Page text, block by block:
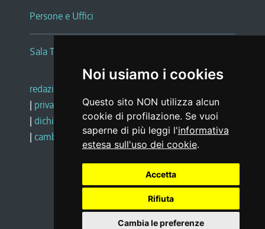
Noi usiamo i cookies
Questo sito NON utilizza alcun
cookie di profilazione. Se vuoi
saperne di più leggi l'informativa
estesa sull'uso dei cookie.
Accetta
Rifiuta
Cambia le preferenze
Persone e Uffici
Sala Tiziano Tessitori
redazione web
| privacy
social media policy
| dichiarazione di accessibilità |feedback
| cambio preferenze cookie
Realizzato da